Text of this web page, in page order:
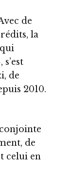
de
la
de
2010.
de
celui en